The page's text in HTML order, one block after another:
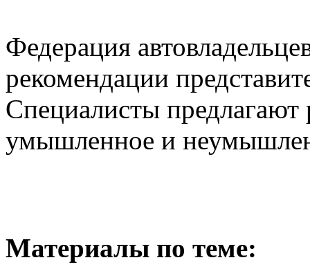
Федерация
рекомендации
Специалисты предлагают
умышленное и
Материалы по теме: